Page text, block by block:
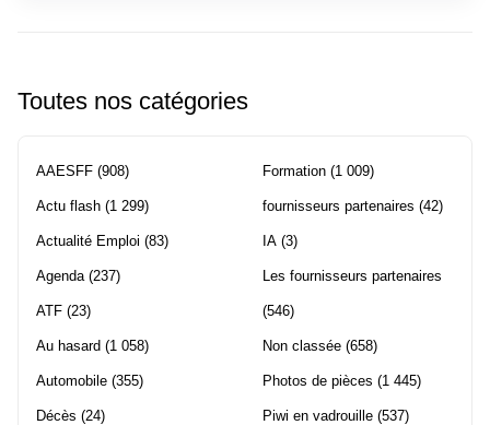
Toutes nos catégories
AAESFF (908)
Actu flash (1 299)
Actualité Emploi (83)
Agenda (237)
ATF (23)
Au hasard (1 058)
Automobile (355)
Décès (24)
Formation (1 009)
fournisseurs partenaires (42)
IA (3)
Les fournisseurs partenaires
(546)
Non classée (658)
Photos de pièces (1 445)
Piwi en vadrouille (537)